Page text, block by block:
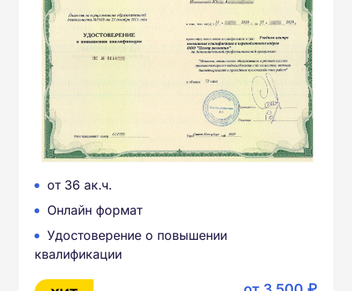
от 36 ак.ч.
Онлайн формат
Удостоверение о повышении
квалификации